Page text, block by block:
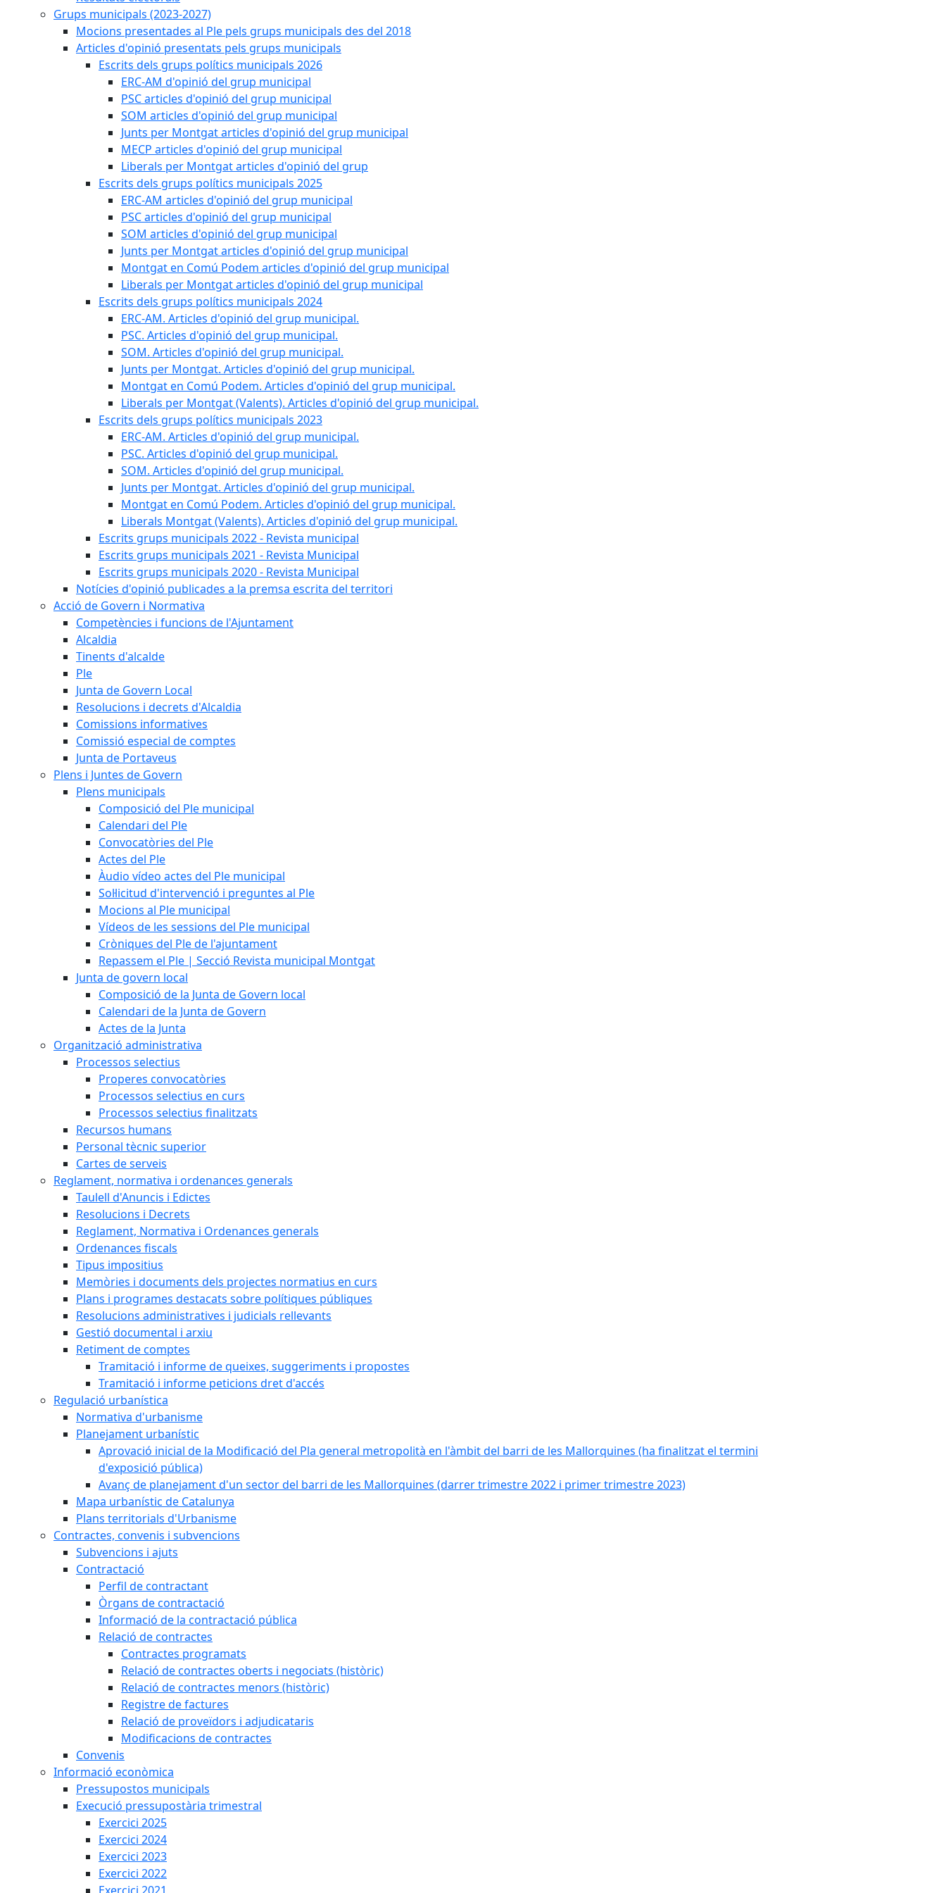
Grups municipals (2023-2027)
Mocions presentades al Ple pels grups municipals des del 2018
Articles d'opinió presentats pels grups municipals
Escrits dels grups polítics municipals 2026
ERC-AM d'opinió del grup municipal
PSC articles d'opinió del grup municipal
SOM articles d'opinió del grup municipal
Junts per Montgat articles d'opinió del grup municipal
MECP articles d'opinió del grup municipal
Liberals per Montgat articles d'opinió del grup
Escrits dels grups polítics municipals 2025
ERC-AM articles d'opinió del grup municipal
PSC articles d'opinió del grup municipal
SOM articles d'opinió del grup municipal
Junts per Montgat articles d'opinió del grup municipal
Montgat en Comú Podem articles d'opinió del grup municipal
Liberals per Montgat articles d'opinió del grup municipal
Escrits dels grups polítics municipals 2024
ERC-AM. Articles d'opinió del grup municipal.
PSC. Articles d'opinió del grup municipal.
SOM. Articles d'opinió del grup municipal.
Junts per Montgat. Articles d'opinió del grup municipal.
Montgat en Comú Podem. Articles d'opinió del grup municipal.
Liberals per Montgat (Valents). Articles d'opinió del grup municipal.
Escrits dels grups polítics municipals 2023
ERC-AM. Articles d'opinió del grup municipal.
PSC. Articles d'opinió del grup municipal.
SOM. Articles d'opinió del grup municipal.
Junts per Montgat. Articles d'opinió del grup municipal.
Montgat en Comú Podem. Articles d'opinió del grup municipal.
Liberals Montgat (Valents). Articles d'opinió del grup municipal.
Escrits grups municipals 2022 - Revista municipal
Escrits grups municipals 2021 - Revista Municipal
Escrits grups municipals 2020 - Revista Municipal
Notícies d'opinió publicades a la premsa escrita del territori
Acció de Govern i Normativa
Competències i funcions de l'Ajuntament
Alcaldia
Tinents d'alcalde
Ple
Junta de Govern Local
Resolucions i decrets d'Alcaldia
Comissions informatives
Comissió especial de comptes
Junta de Portaveus
Plens i Juntes de Govern
Plens municipals
Composició del Ple municipal
Calendari del Ple
Convocatòries del Ple
Actes del Ple
Àudio vídeo actes del Ple municipal
Sol·licitud d'intervenció i preguntes al Ple
Mocions al Ple municipal
Vídeos de les sessions del Ple municipal
Cròniques del Ple de l'ajuntament
Repassem el Ple | Secció Revista municipal Montgat
Junta de govern local
Composició de la Junta de Govern local
Calendari de la Junta de Govern
Actes de la Junta
Organització administrativa
Processos selectius
Properes convocatòries
Processos selectius en curs
Processos selectius finalitzats
Recursos humans
Personal tècnic superior
Cartes de serveis
Reglament, normativa i ordenances generals
Taulell d'Anuncis i Edictes
Resolucions i Decrets
Reglament, Normativa i Ordenances generals
Ordenances fiscals
Tipus impositius
Memòries i documents dels projectes normatius en curs
Plans i programes destacats sobre polítiques públiques
Resolucions administratives i judicials rellevants
Gestió documental i arxiu
Retiment de comptes
Tramitació i informe de queixes, suggeriments i propostes
Tramitació i informe peticions dret d'accés
Regulació urbanística
Normativa d'urbanisme
Planejament urbanístic
Aprovació inicial de la Modificació del Pla general metropolità en l'àmbit del barri de les Mallorquines (ha finalitzat el termini
d'exposició pública)
Avanç de planejament d'un sector del barri de les Mallorquines (darrer trimestre 2022 i primer trimestre 2023)
Mapa urbanístic de Catalunya
Plans territorials d'Urbanisme
Contractes, convenis i subvencions
Subvencions i ajuts
Contractació
Perfil de contractant
Òrgans de contractació
Informació de la contractació pública
Relació de contractes
Contractes programats
Relació de contractes oberts i negociats (històric)
Relació de contractes menors (històric)
Registre de factures
Relació de proveïdors i adjudicataris
Modificacions de contractes
Convenis
Informació econòmica
Pressupostos municipals
Execució pressupostària trimestral
Exercici 2025
Exercici 2024
Exercici 2023
Exercici 2022